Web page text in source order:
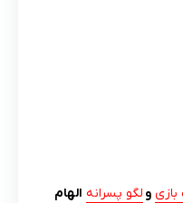
بازی و لگو پسرانه الهام